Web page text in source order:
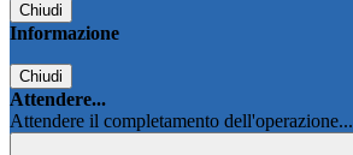
Chiudi
Informazione
Chiudi
Attendere...
Attendere il completamento dell'operazione...